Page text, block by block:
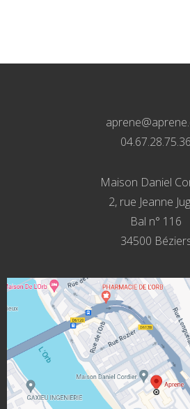
04.67.28.75.36
Maison Daniel
2, rue Jeanne
Bal n° 116
34500